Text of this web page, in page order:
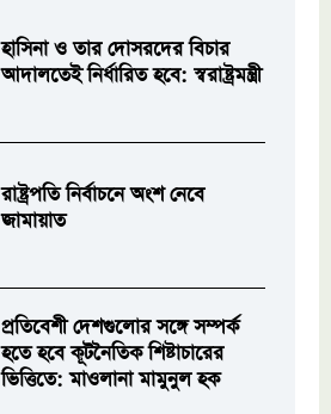
হাসিনা ও তার দোসরদের বিচার
আদালতেই নির্ধারিত হবে: স্বরাষ্ট্রমন্ত্রী
রাষ্ট্রপতি নির্বাচনে অংশ নেবে
জামায়াত
প্রতিবেশী দেশগুলোর সঙ্গে সম্পর্ক
হতে হবে কূটনৈতিক শিষ্টাচারের
ভিত্তিতে: মাওলানা মামুনুল হক